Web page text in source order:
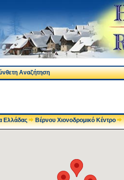
Αναζήτηση
Ελλάδας Βέρνου Χιονοδρομικό Κέντρο